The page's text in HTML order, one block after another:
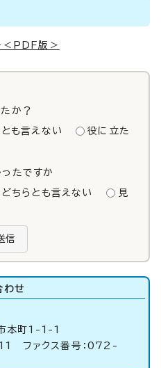
＜PDF版＞
か？
も言えない
役に立た
たですか
どちらとも言えない
見
信
わせ
本町1-1-1
ファクス番号：072-